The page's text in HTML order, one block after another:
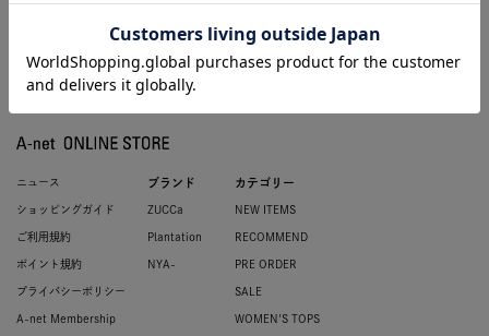
ニュース
ショッピングガイド
ご利用規約
ポイント規約
プライバシーポリシー
A-net Membership
ブランド
ZUCCa
Plantation
NYA-
カテゴリー
NEW ITEMS
RECOMMEND
PRE ORDER
SALE
WOMEN'S TOPS